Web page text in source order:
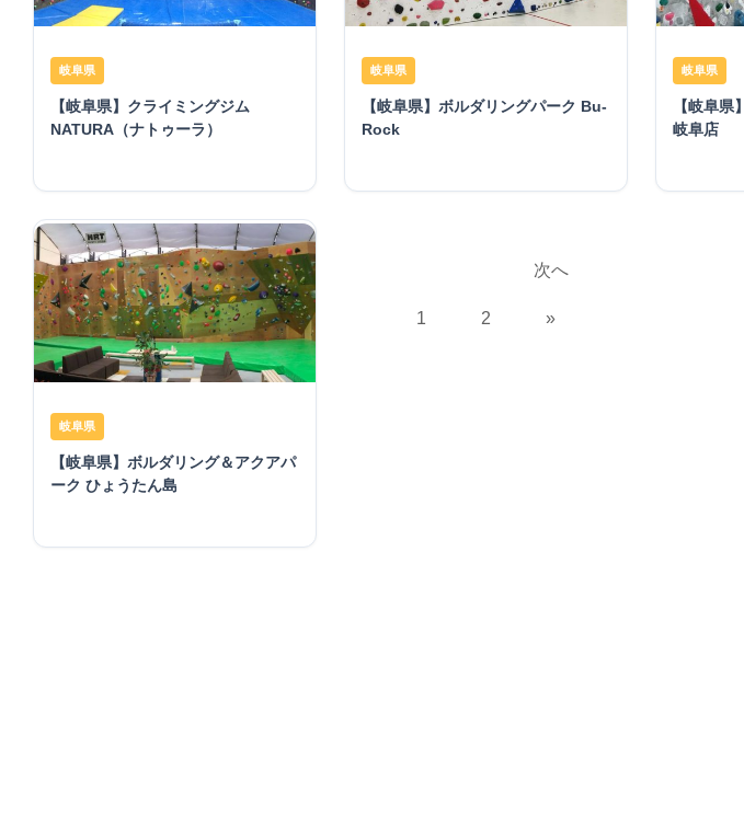
岐阜県
【岐阜県】クライミングジム
NATURA（ナトゥーラ）
岐阜県
【岐阜県】ボルダリングパーク Bu-
Rock
岐阜県
【岐阜
岐阜店
岐阜県
【岐阜県】ボルダリング＆アクアパ
ーク ひょうたん島
稿
1 2
次へ
»